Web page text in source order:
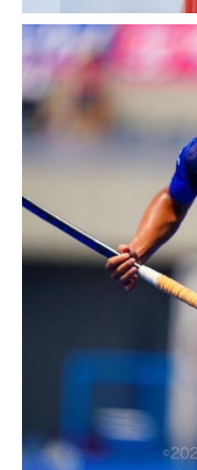
お客様名
研整カイロプラク
事業概要
整体院経営
ご利用サービス
SEO対策 サイトメ